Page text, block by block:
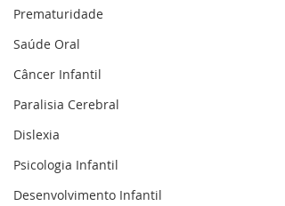
Prematuridade
Saúde Oral
Câncer Infantil
Paralisia Cerebral
Dislexia
Psicologia Infantil
Desenvolvimento Infantil